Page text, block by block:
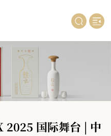
2025 国际舞台 | 中